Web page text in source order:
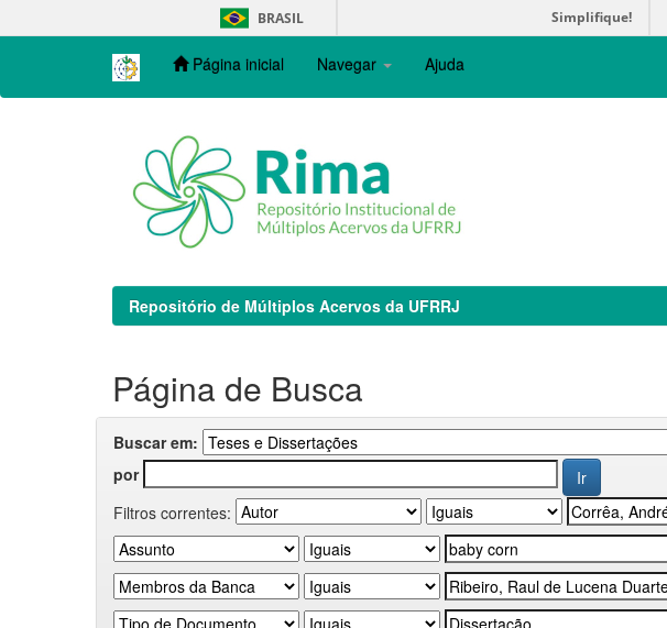
navigation
BRASIL Simplifique!
Página inicial Navegar Ajuda
Repositório de Múltiplos Acervos da UFRRJ
Página de Busca
Buscar em:
por
Filtros correntes: